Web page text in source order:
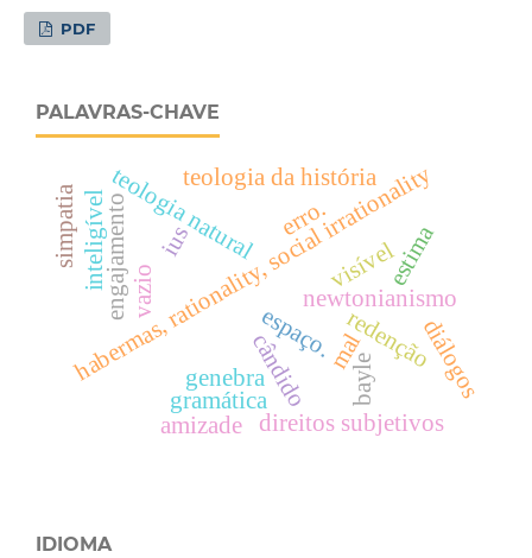
PDF
PALAVRAS-CHAVE
habermas, rationality, social irrationality
mal
teologia natural
espaço.
vazio newtonianismo
cândido
engajamento erro.
redenção
teologia da história
bayle
genebra diálogos
gramática
inteligível visível
direitos subjetivos
ius estima
simpatia
amizade
IDIOMA